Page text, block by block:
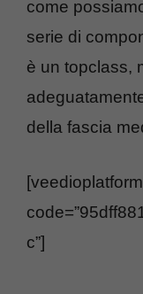
come
serie di
è un topclass,
della fascia
[veedioplatform
c”]